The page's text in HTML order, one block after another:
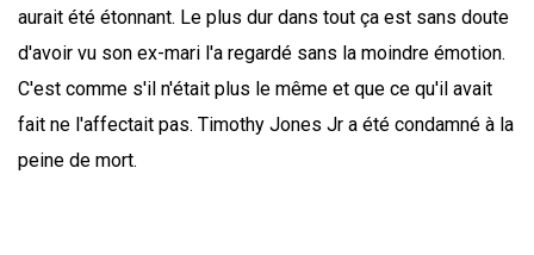
aurait été étonnant. Le plus dur dans tout ça est sans doute
d'avoir vu son ex-mari l'a regardé sans la moindre émotion.
C'est comme s'il n'était plus le même et que ce qu'il avait
fait ne l'affectait pas. Timothy Jones Jr a été condamné à la
peine de mort.